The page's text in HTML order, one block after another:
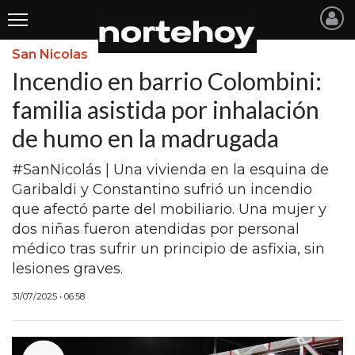
Últimas
Noticias
INICIO
NOTICIAS RECIENTES
SAN NICOLAS
RAMALLO
SAN PEDRO
PROVINCIA
PAIS
San Nicolas
Incendio en barrio Colombini:
familia asistida por inhalación
de humo en la madrugada
#SanNicolás | Una vivienda en la esquina de
Garibaldi y Constantino sufrió un incendio
que afectó parte del mobiliario. Una mujer y
dos niñas fueron atendidas por personal
médico tras sufrir un principio de asfixia, sin
lesiones graves.
31/07/2025 • 06:58